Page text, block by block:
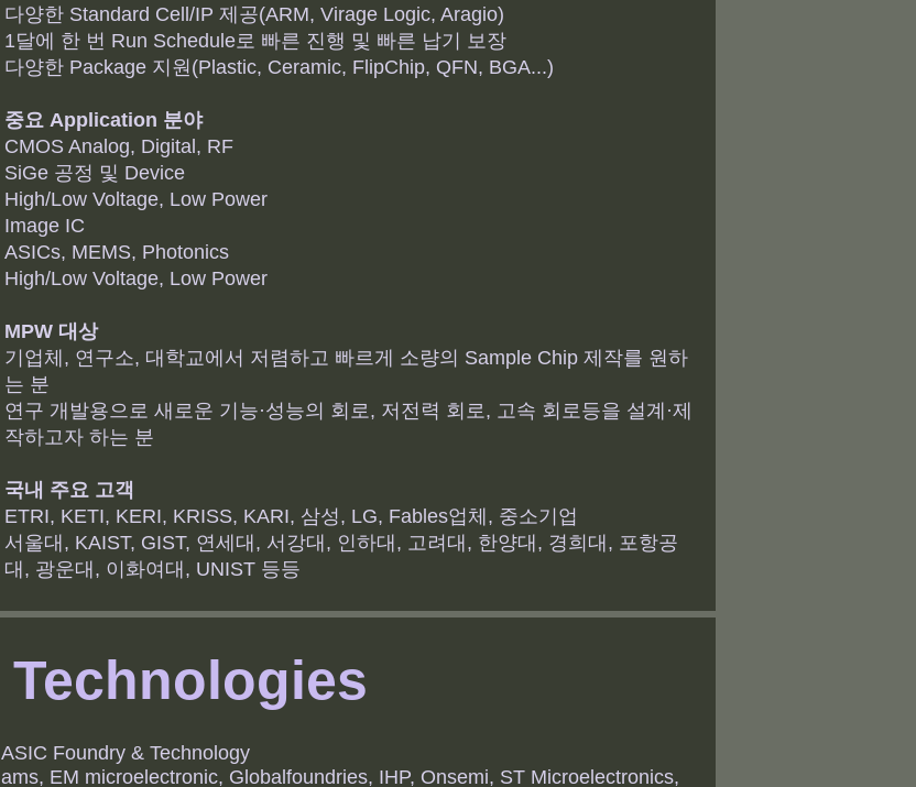
다양한 Standard Cell/IP 제공(ARM, Virage Logic, Aragio)
1달에 한 번 Run Schedule로 빠른 진행 및 빠른 납기 보장
다양한 Package 지원(Plastic, Ceramic, FlipChip, QFN, BGA...)
중요 Application 분야
CMOS Analog, Digital, RF
SiGe 공정 및 Device
High/Low Voltage, Low Power
Image IC
ASICs, MEMS, Photonics
High/Low Voltage, Low Power
MPW 대상
기업체, 연구소, 대학교에서 저렴하고 빠르게 소량의 Sample Chip 제작를 원하
는 분
연구 개발용으로 새로운 기능·성능의 회로, 저전력 회로, 고속 회로등을 설계·제
작하고자 하는 분
국내 주요 고객
ETRI, KETI, KERI, KRISS, KARI, 삼성, LG, Fables업체, 중소기업
서울대, KAIST, GIST, 연세대, 서강대, 인하대, 고려대, 한양대, 경희대, 포항공
대, 광운대, 이화여대, UNIST 등등
Technologies
ASIC Foundry & Technology
ams, EM microelectronic, Globalfoundries, IHP, Onsemi, ST Microelectronics,